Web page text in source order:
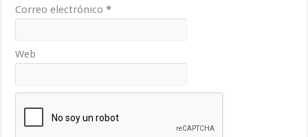
Correo electrónico*
Web